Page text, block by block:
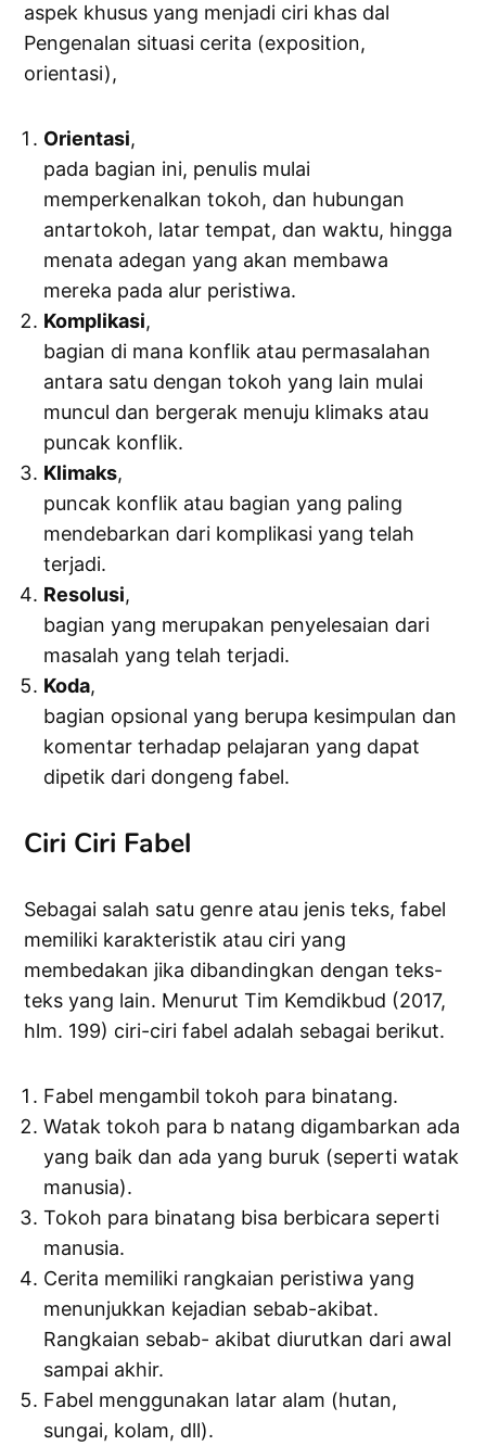
aspek khusus yang menjadi ciri khas dal
Pengenalan situasi cerita (exposition,
orientasi),
Orientasi,
pada bagian ini, penulis mulai
memperkenalkan tokoh, dan hubungan
antartokoh, latar tempat, dan waktu, hingga
menata adegan yang akan membawa
mereka pada alur peristiwa.
Komplikasi,
bagian di mana konflik atau permasalahan
antara satu dengan tokoh yang lain mulai
muncul dan bergerak menuju klimaks atau
puncak konflik.
Klimaks,
puncak konflik atau bagian yang paling
mendebarkan dari komplikasi yang telah
terjadi.
Resolusi,
bagian yang merupakan penyelesaian dari
masalah yang telah terjadi.
Koda,
bagian opsional yang berupa kesimpulan dan
komentar terhadap pelajaran yang dapat
dipetik dari dongeng fabel.
Ciri Ciri Fabel
Sebagai salah satu genre atau jenis teks, fabel
memiliki karakteristik atau ciri yang
membedakan jika dibandingkan dengan teks-
teks yang lain. Menurut Tim Kemdikbud (2017,
hlm. 199) ciri-ciri fabel adalah sebagai berikut.
Fabel mengambil tokoh para binatang.
Watak tokoh para b natang digambarkan ada
yang baik dan ada yang buruk (seperti watak
manusia).
Tokoh para binatang bisa berbicara seperti
manusia.
Cerita memiliki rangkaian peristiwa yang
menunjukkan kejadian sebab-akibat.
Rangkaian sebab- akibat diurutkan dari awal
sampai akhir.
Fabel menggunakan latar alam (hutan,
sungai, kolam, dll).